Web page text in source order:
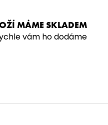
MÁME SKLADEM
vám ho dodáme